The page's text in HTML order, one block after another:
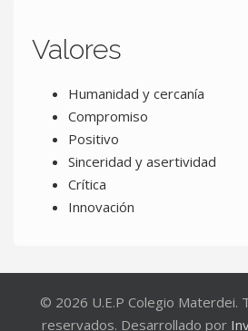
Valores
Humanidad y cercanía
Compromiso
Positivo
Sinceridad y asertividad
Crítica
Innovación
© 2026 U.E.P Colegio Materdei.
reservados. Desarrollado por